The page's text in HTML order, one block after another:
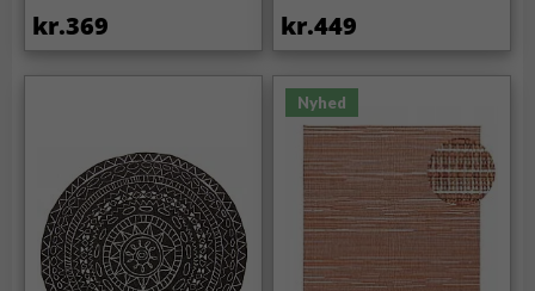
kr.369 kr.449
Nyhed